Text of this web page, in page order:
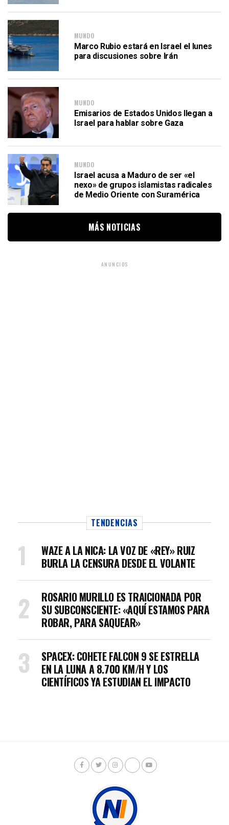
MUNDO
Marco Rubio estará en Israel el lunes
para discusiones sobre Irán
MUNDO
Emisarios de Estados Unidos llegan a
Israel para hablar sobre Gaza
MUNDO
Israel acusa a Maduro de ser «el
nexo» de grupos islamistas radicales
de Medio Oriente con Suramérica
MÁS NOTICIAS
ANUNCIOS
TENDENCIAS
WAZE A LA NICA: LA VOZ DE «REY» RUIZ
BURLA LA CENSURA DESDE EL VOLANTE
ROSARIO MURILLO ES TRAICIONADA POR
SU SUBCONSCIENTE: «AQUÍ ESTAMOS PARA
ROBAR, PARA SAQUEAR»
SPACEX: COHETE FALCON 9 SE ESTRELLA
EN LA LUNA A 8.700 KM/H Y LOS
CIENTÍFICOS YA ESTUDIAN EL IMPACTO